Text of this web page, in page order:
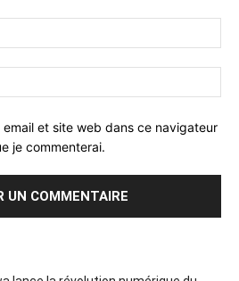
email et site web dans ce navigateur
je commenterai.